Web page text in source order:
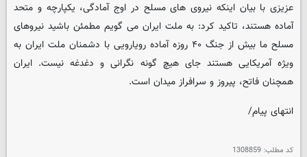
عزیزی با بیان اینکه نیروی های مسلح در اوج آمادگی، یکپارچه و متحد
آماده هستند، تاکید کرد: به ملت ایران می گویم مطمئن باشید نیروهای
مسلح ما بیش از جنگ ۴۰ روزه آماده رویارویی با دشمنان ملت ایران به
ویژه آمریکایی هستند جای هیچ گونه نگرانی و دغدغه نیست. ایران
همچنان فاتح، پیروز و سرافراز میدان است.
انتهای پیام/
کد مطلب: 1308859